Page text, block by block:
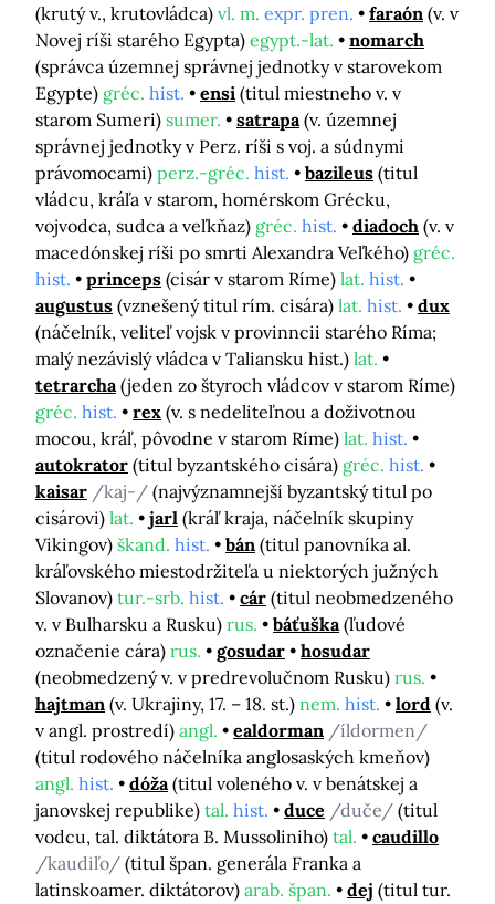
(krutý v., krutovládca) vl. m. expr. pren. faraón (v. v
Novej ríši starého Egypta) egypt.-lat.
nomarch
(správca územnej správnej jednotky v starovekom
Egypte) gréc. hist. ensi (titul miestneho v. v
starom Sumeri) sumer. satrapa (v. územnej
správnej jednotky v Perz. ríši s voj. a súdnymi
právomocami) perz.-gréc. hist. bazileus (titul
vládcu, kráľa v starom, homérskom Grécku,
vojvodca, sudca a veľkňaz) gréc. hist. diadoch (v. v
macedónskej ríši po smrti Alexandra Veľkého) gréc.
hist.
princeps (cisár v starom Ríme) lat. hist.
augustus (vznešený titul rím. cisára) lat. hist.
dux
(náčelník, veliteľ vojsk v provinncii starého Ríma;
malý nezávislý vládca v Taliansku hist.) lat.
tetrarcha (jeden zo štyroch vládcov v starom Ríme)
gréc. hist. rex (v. s nedeliteľnou a doživotnou
mocou, kráľ, pôvodne v starom Ríme) lat. hist.
autokrator (titul byzantského cisára) gréc. hist.
kaisar /kaj-/ (najvýznamnejší byzantský titul po
cisárovi) lat. jarl (kráľ kraja, náčelník skupiny
Vikingov) škand. hist. bán (titul panovníka al.
kráľovského miestodržiteľa u niektorých južných
Slovanov) tur.-srb. hist. cár (titul neobmedzeného
v. v Bulharsku a Rusku) rus. báťuška (ľudové
označenie cára) rus. gosudar
hosudar
(neobmedzený v. v predrevolučnom Rusku) rus.
hajtman (v. Ukrajiny, 17. – 18. st.) nem. hist. lord (v.
v angl. prostredí) angl. ealdorman /íldormen/
(titul rodového náčelníka anglosaských kmeňov)
angl. hist. dóža (titul voleného v. v benátskej a
janovskej republike) tal. hist. duce /duče/ (titul
vodcu, tal. diktátora B. Mussoliniho) tal.
caudillo
/kaudiľo/ (titul špan. generála Franka a
latinskoamer. diktátorov) arab. špan. dej (titul tur.